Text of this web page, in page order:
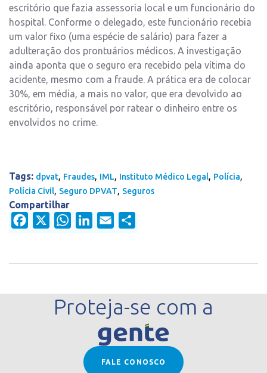
escritório que fazia assessoria local e um funcionário do
hospital. Conforme o delegado, este funcionário recebia
um valor fixo (uma espécie de salário) para fazer a
adulteração dos prontuários médicos. A investigação
ainda aponta que o seguro era recebido pela vítima do
acidente, mesmo com a fraude. A prática era de colocar
30%, em média, a mais no valor, que era devolvido ao
escritório, responsável por ratear o dinheiro entre os
envolvidos no crime.
Tags: dpvat, Fraudes, IML, Instituto Médico Legal, Polícia,
Polícia Civil, Seguro DPVAT, Seguros
Compartilhar
Facebook
WhatsAppLinkedIn
Email
Proteja-se com a
FALE CONOSCO